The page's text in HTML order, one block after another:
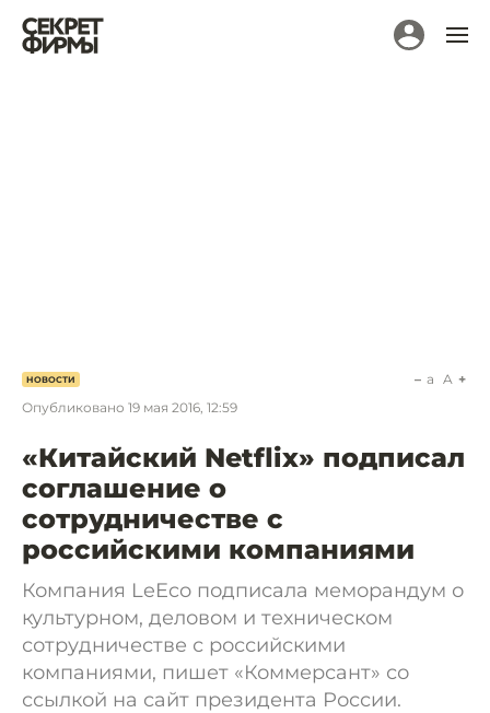
НОВОСТИ
Опубликовано 19 мая 2016, 12:59
a A
«Китайский Netflix» подписал
соглашение о
сотрудничестве с
российскими компаниями
Компания LeEco подписала меморандум о
культурном, деловом и техническом
сотрудничестве с российскими
компаниями, пишет «Коммерсант» со
ссылкой на сайт президента России.